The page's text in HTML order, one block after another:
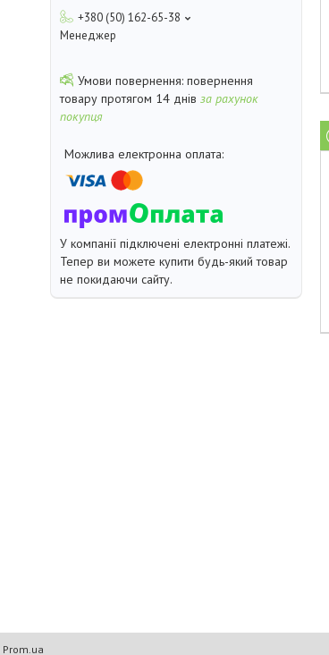
+380 (50) 162-65-38
Менеджер
повернення
товару протягом 14 днів за рахунок
покупця
У компанії підключені електронні платежі.
Тепер ви можете купити будь-який товар
не покидаючи сайту.
Prom.ua